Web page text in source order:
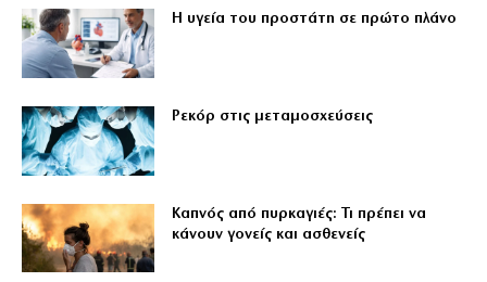
Η υγεία του προστάτη σε πρώτο πλάνο
Ρεκόρ στις μεταμοσχεύσεις
Καπνός από πυρκαγιές: Τι πρέπει να
κάνουν γονείς και ασθενείς